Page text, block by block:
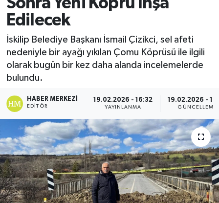
Edilecek
İskilip Belediye Başkanı İsmail Çizikci, sel afeti
nedeniyle bir ayağı yıkılan Çomu Köprüsü ile ilgili
olarak bugün bir kez daha alanda incelemelerde
bulundu.
HABER MERKEZI
EDITÖR
19.02.2026 - 16:32
YAYINLANMA
19.02.2026 -
GÜNCELLEME